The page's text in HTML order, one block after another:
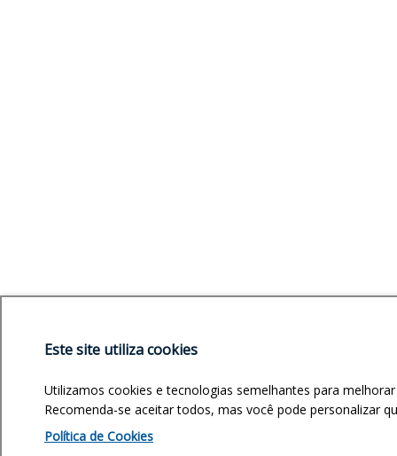
Este site utiliza cookies
Utilizamos cookies e tecnologias semelhantes para
Recomenda-se aceitar todos, mas você pode personalizar
Política de Cookies